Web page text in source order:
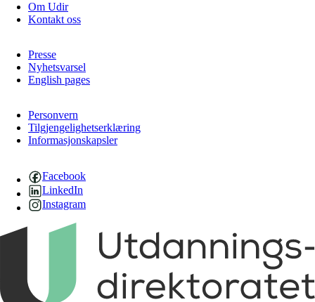
Om Udir
Kontakt oss
Presse
Nyhetsvarsel
English pages
Personvern
Tilgjengelighetserklæring
Informasjonskapsler
Facebook
LinkedIn
Instagram